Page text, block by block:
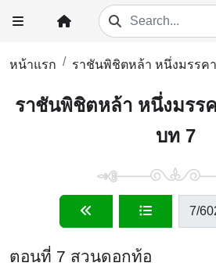
หน้าแรก ราชันพิชิตหล้า หนึ่งมรรค
ราชันพิชิตหล้า หนึ่งมรร
บท 7
7/
ตอนที่ 7 สวนดอกท้อ